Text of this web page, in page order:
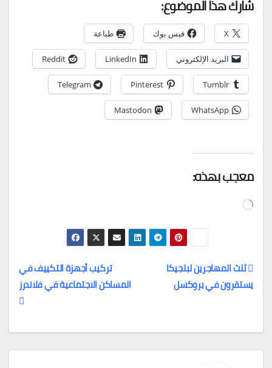
شارك هذا الموضوع:
X فيس بوك طباعة
البريد الإلكتروني LinkedIn
Reddit
Tumblr
Pinterest
Telegram
WhatsApp
Mastodon
معجب بهذه:
جاري
تصفّح
تركيب أجهزة التكييف في
المساكن الاجتماعية في فلاندرز
ثلث المهاجرين لبلجيكا
يستقرون في بروكسل